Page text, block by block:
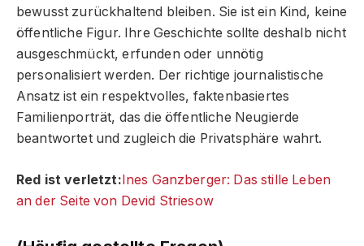
bewusst zurückhaltend bleiben. Sie ist ein Kind, keine
öffentliche Figur. Ihre Geschichte sollte deshalb nicht
ausgeschmückt, erfunden oder unnötig
personalisiert werden. Der richtige journalistische
Ansatz ist ein respektvolles, faktenbasiertes
Familienporträt, das die öffentliche Neugierde
beantwortet und zugleich die Privatsphäre wahrt.
Red ist verletzt:Ines Ganzberger: Das stille Leben
an der Seite von Devid Striesow